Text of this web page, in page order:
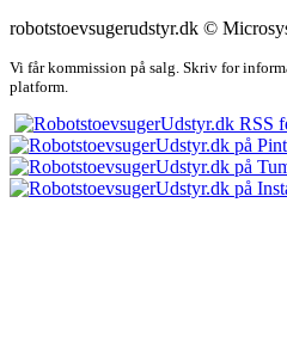
robotstoevsugerudstyr.dk ©
Vi får kommission på salg. Skriv for
platform.